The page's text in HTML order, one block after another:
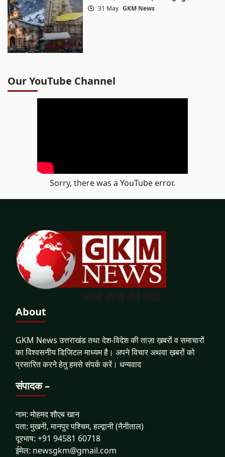
31 May GKM News
Our YouTube Channel
Sorry, there was a YouTube error.
About
GKM News उत्तराखंड तथा देश-विदेश की ताज़ा ख़बरों व समाचारों
का विश्वसनीय डिजिटल माध्यम है। अपने विचार अथवा ख़बरों को
प्रसारित करने हेतु हमसे संपर्क करें। धन्यवाद
संपादक –
नाम: मोहमद शौएब खान
पता: मुखनी, मानपुर पश्चिम, हल्द्वानी (नैनीताल)
दूरभाष: +91 94581 60718
ईमेल: newsgkm@gmail.com